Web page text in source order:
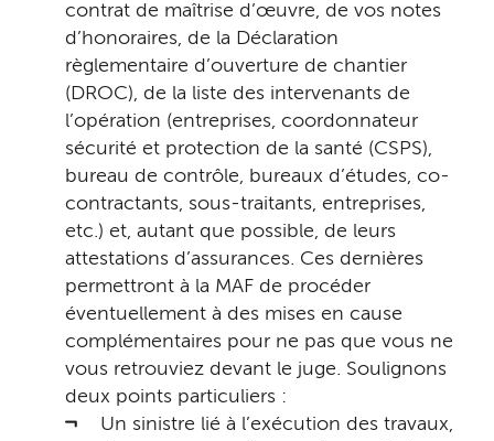
contrat de maîtrise d’œuvre, de vos notes
d’honoraires, de la Déclaration
règlementaire d’ouverture de chantier
(DROC), de la liste des intervenants de
l’opération (entreprises, coordonnateur
sécurité et protection de la santé (CSPS),
bureau de contrôle, bureaux d’études, co-
contractants, sous-traitants, entreprises,
etc.) et, autant que possible, de leurs
attestations d’assurances. Ces dernières
permettront à la MAF de procéder
éventuellement à des mises en cause
complémentaires pour ne pas que vous ne
vous retrouviez devant le juge. Soulignons
deux points particuliers :
Un sinistre lié à l’exécution des travaux,